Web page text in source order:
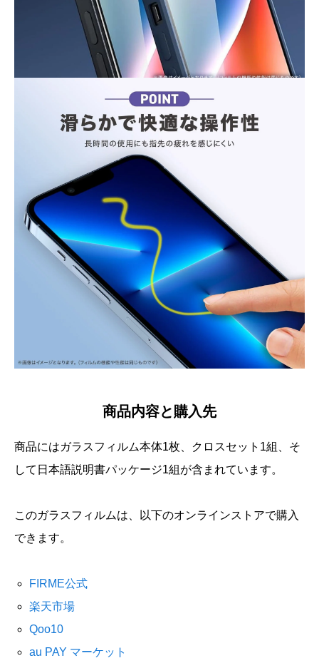
商品内容と購入先
商品にはガラスフィルム本体1枚、クロスセット1組、そ
して日本語説明書パッケージ1組が含まれています。
このガラスフィルムは、以下のオンラインストアで購入
できます。
FIRME公式
楽天市場
Qoo10
au PAY マーケット